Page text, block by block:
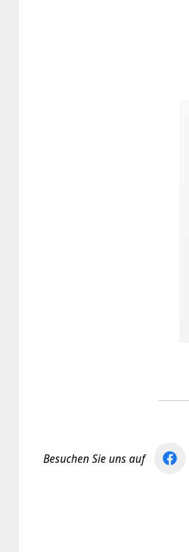
Besuchen Sie uns auf